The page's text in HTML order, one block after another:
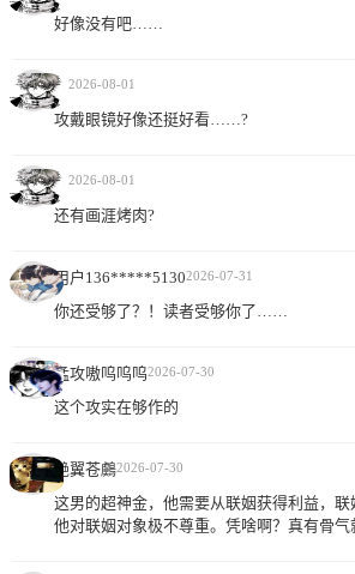
好像没有吧……
ㅤ 2026-08-01
攻戴眼镜好像还挺好看……?
ㅤ 2026-08-01
还有画涯烤肉?
用户136*****51302026-07-31
你还受够了？！读者受够你了……
猛攻嗷呜呜呜2026-07-30
这个攻实在够作的
赩翼苍鸆2026-07-30
这男的超神金，他需要从联姻获得利益，
他对联姻对象极不尊重。凭啥啊？真有骨气